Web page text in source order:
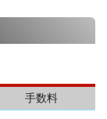
手数料